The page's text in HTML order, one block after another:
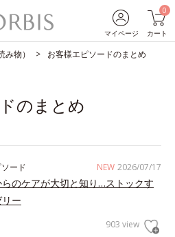
マイページ
0
カート
物） お客様エピソードのまとめ
のまとめ
NEW 2026/07/17
ード
のケアが大切と知り…ストックす
ー
903 view